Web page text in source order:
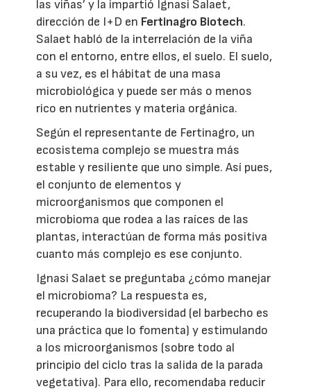
las viñas’ y la impartió Ignasi Salaet,
dirección de I+D en Fertinagro Biotech.
Salaet habló de la interrelación de la viña
con el entorno, entre ellos, el suelo. El suelo,
a su vez, es el hábitat de una masa
microbiológica y puede ser más o menos
rico en nutrientes y materia orgánica.
Según el representante de Fertinagro, un
ecosistema complejo se muestra más
estable y resiliente que uno simple. Así pues,
el conjunto de elementos y
microorganismos que componen el
microbioma que rodea a las raíces de las
plantas, interactúan de forma más positiva
cuanto más complejo es ese conjunto.
Ignasi Salaet se preguntaba ¿cómo manejar
el microbioma? La respuesta es,
recuperando la biodiversidad (el barbecho es
una práctica que lo fomenta) y estimulando
a los microorganismos (sobre todo al
principio del ciclo tras la salida de la parada
vegetativa). Para ello, recomendaba reducir